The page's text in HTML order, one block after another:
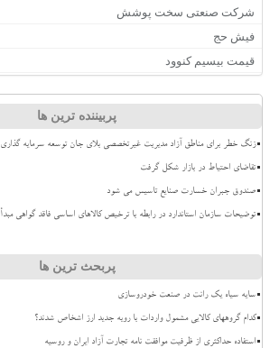
شرکت صنعتی سخت پوشش
فیش حج
قیمت بیسیم کنوود
پربیننده ترین ها
زنگ خطر برای مناطق آزاد مدیریت غیرتخصصی بلای جان توسعه سرمایه گذاری
تقاضای احتیاط در بازار شکل گرفت
صندوق جبران خسارت صنایع تاسیس می شود
توضیحات سازمان استاندارد در رابطه با ترخیص کالاهای اساسی فاقد گواهی مبدأ
پربحث ترین ها
سایه سیاه یک رانت در صنعت خودروسازی
کدام گروههای کالایی مشمول واردات با رویه جدید ارز اشخاص شدند؟
استفاده حداکثری از ظرفیت موافقت نامه تجارت آزاد ایران و روسیه